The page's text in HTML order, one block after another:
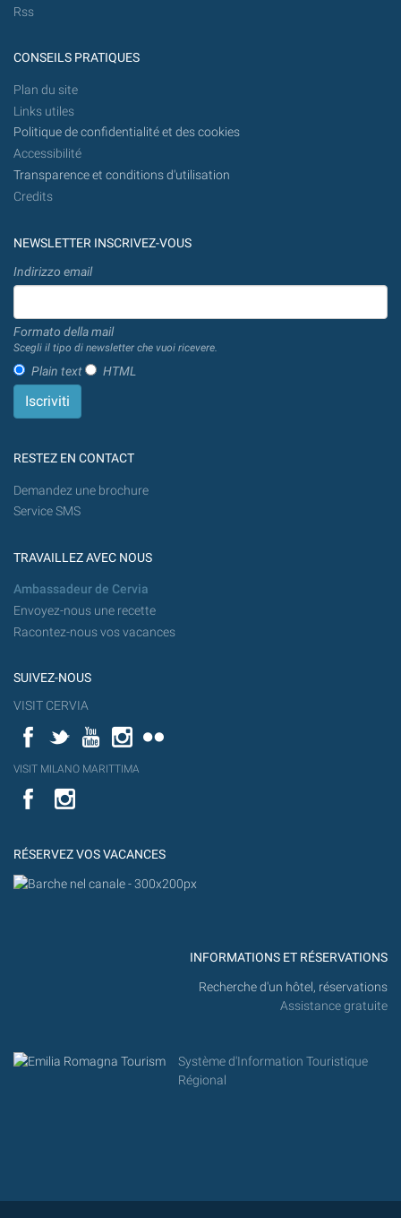
Rss
CONSEILS PRATIQUES
Plan du site
Links utiles
Politique de confidentialité et des cookies
Accessibilité
Transparence et conditions d'utilisation
Credits
NEWSLETTER INSCRIVEZ-VOUS
Indirizzo email
Formato della mail
Scegli il tipo di newsletter che vuoi ricevere.
Plain text HTML
RESTEZ EN CONTACT
Demandez une brochure
Service SMS
TRAVAILLEZ AVEC NOUS
Ambassadeur de Cervia
Envoyez-nous une recette
Racontez-nous vos vacances
SUIVEZ-NOUS
VISIT CERVIA
FacebookTwitterYouTubeInstagram
YouT
VISIT MILANO MARITTIMA
Flick
VISIT
MILANO
YouTube
RÉSERVEZ VOS VACANCES
INFORMATIONS ET RÉSERVATIONS
Recherche d'un hôtel, réservations
Assistance gratuite
Système d'Information Touristique
Régional